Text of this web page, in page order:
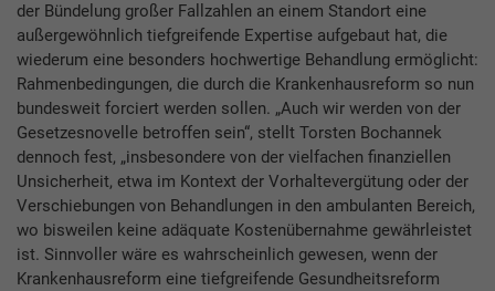
der Bündelung großer Fallzahlen an einem Standort eine
außergewöhnlich tiefgreifende Expertise aufgebaut hat, die
wiederum eine besonders hochwertige Behandlung ermöglicht:
Rahmenbedingungen, die durch die Krankenhausreform so nun
bundesweit forciert werden sollen. „Auch wir werden von der
Gesetzesnovelle betroffen sein“, stellt Torsten Bochannek
dennoch fest, „insbesondere von der vielfachen finanziellen
Unsicherheit, etwa im Kontext der Vorhaltevergütung oder der
Verschiebungen von Behandlungen in den ambulanten Bereich,
wo bisweilen keine adäquate Kostenübernahme gewährleistet
ist. Sinnvoller wäre es wahrscheinlich gewesen, wenn der
Krankenhausreform eine tiefgreifende Gesundheitsreform